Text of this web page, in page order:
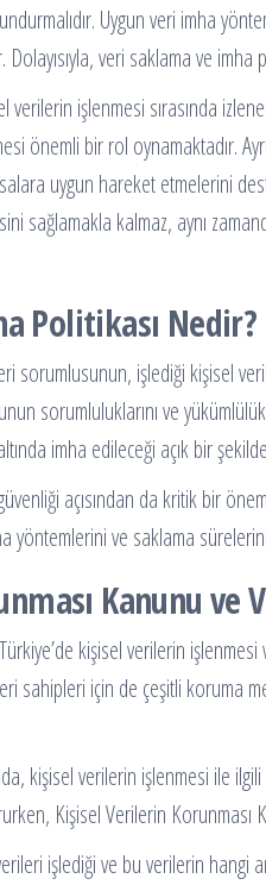
Uygun veri imha
Dolayısıyla, veri saklama ve
verilerin işlenmesi sırasında
önemli bir rol oynamaktadır.
uygun hareket etmelerini
sağlamakla kalmaz, aynı
Politikası Nedir?
sorumlusunun, işlediği kişisel
sorumluluklarını ve
imha edileceği açık bir
açısından da kritik bir
yöntemlerini ve saklama
Kanunu ve
kişisel verilerin
sahipleri için de çeşitli koruma
kişisel verilerin işlenmesi ile
Kişisel Verilerin
işlediği ve bu verilerin